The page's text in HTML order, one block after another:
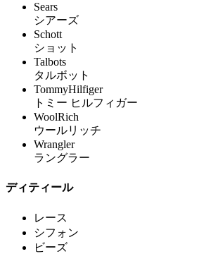
Sears
シアーズ
Schott
ショット
Talbots
タルボット
TommyHilfiger
トミー ヒルフィガー
WoolRich
ウールリッチ
Wrangler
ラングラー
ディティール
レース
シフォン
ビーズ